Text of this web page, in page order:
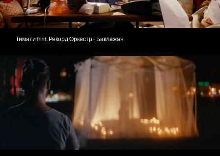
Тимати feat. Рекорд Оркестр - Баклажан